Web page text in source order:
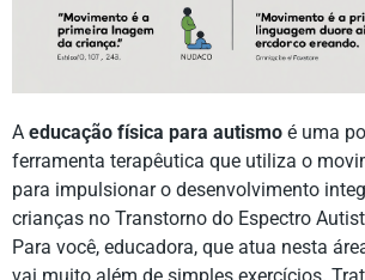
A educação física para autismo é uma
ferramenta terapêutica que utiliza o
para impulsionar o desenvolvimento
crianças no Transtorno do Espectro
Para você, educadora, que atua nesta